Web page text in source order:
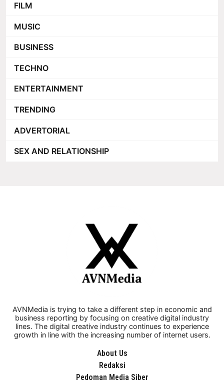
FILM
MUSIC
BUSINESS
TECHNO
ENTERTAINMENT
TRENDING
ADVERTORIAL
SEX AND RELATIONSHIP
AVNMedia is trying to take a different step in economic and
business reporting by focusing on creative digital industry
lines. The digital creative industry continues to experience
growth in line with the increasing number of internet users.
About Us
Redaksi
Pedoman Media Siber